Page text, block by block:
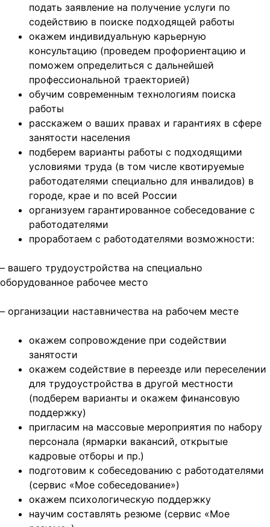
подать заявление на получение услуги по
содействию в поиске подходящей работы
окажем индивидуальную карьерную
консультацию (проведем профориентацию и
поможем определиться с дальнейшей
профессиональной траекторией)
обучим современным технологиям поиска
работы
расскажем о ваших правах и гарантиях в сфере
занятости населения
подберем варианты работы с подходящими
условиями труда (в том числе квотируемые
работодателями специально для инвалидов) в
городе, крае и по всей России
организуем гарантированное собеседование с
работодателями
проработаем с работодателями возможности:
– вашего трудоустройства на специально
оборудованное рабочее место
– организации наставничества на рабочем месте
окажем сопровождение при содействии
занятости
окажем содействие в переезде или переселении
для трудоустройства в другой местности
(подберем варианты и окажем финансовую
поддержку)
пригласим на массовые мероприятия по набору
персонала (ярмарки вакансий, открытые
кадровые отборы и пр.)
подготовим к собеседованию с работодателями
(сервис «Мое собеседование»)
окажем психологическую поддержку
научим составлять резюме (сервис «Мое